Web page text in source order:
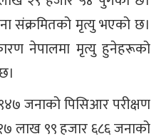
संक्रमितको मृत्यु भएको छ।
नेपालमा मृत्यु हुनेहरूको
जनाको पिसिआर परीक्षण
लाख ९९ हजार ६८६ जनाको